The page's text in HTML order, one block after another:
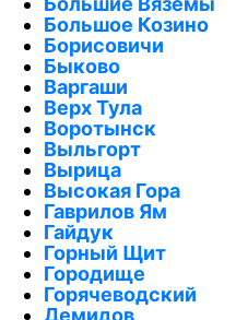
Большое Козино
Борисовичи
Быково
Варгаши
Верх Тула
Воротынск
Выльгорт
Вырица
Высокая Гора
Гаврилов Ям
Гайдук
Горный Щит
Городище
Горячеводский
Демидов